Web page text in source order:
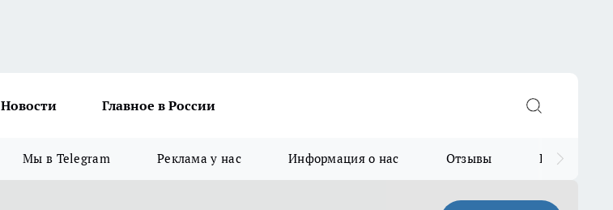
Новости Главное в России
Мы в Telegram Реклама у нас Информация о нас Отзывы Прайс для